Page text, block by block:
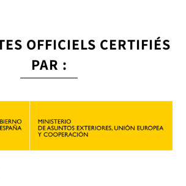
OFFICIELS CERTIFIÉS
PAR :